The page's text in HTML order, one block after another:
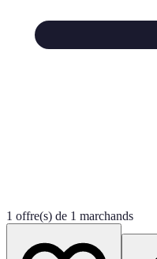
1 offre(s) de 1 marchands